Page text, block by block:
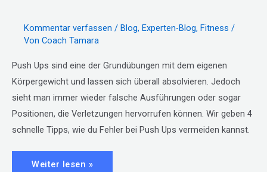
Kommentar verfassen / Blog, Experten-Blog, Fitness /
Von Coach Tamara
Push Ups sind eine der Grundübungen mit dem eigenen
Körpergewicht und lassen sich überall absolvieren. Jedoch
sieht man immer wieder falsche Ausführungen oder sogar
Positionen, die Verletzungen hervorrufen können. Wir geben 4
schnelle Tipps, wie du Fehler bei Push Ups vermeiden kannst.
#72:
Weiter lesen »